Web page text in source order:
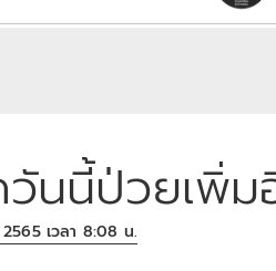
วันนี้ป่วยเพิ่
เวลา 8:08 น.